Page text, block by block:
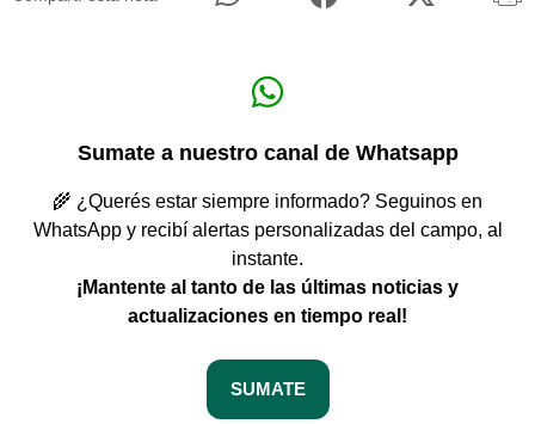
Sumate a nuestro canal de Whatsapp
🌾 ¿Querés estar siempre informado? Seguinos en
WhatsApp y recibí alertas personalizadas del campo, al
instante.
¡Mantente al tanto de las últimas noticias y
actualizaciones en tiempo real!
SUMATE